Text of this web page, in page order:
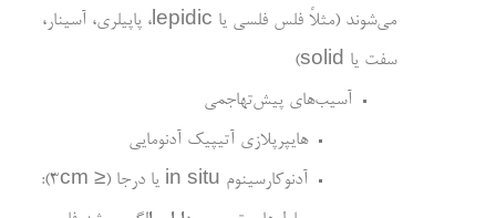
می­‌شوند (مثلاً فلس فلسی یا lepidic، پاپیلری، آسینار،
سفت یا solid)
آسیب‌­های پیش­‌تهاجمی
هایپرپلازی آتیپیک آدنومایی
آدنوکارسینوم in situ یا درجا (≤ 3cm):